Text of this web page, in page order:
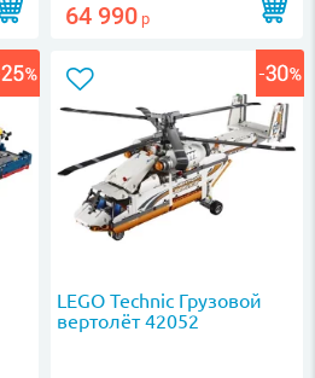
64 990 р
LEGO Technic Грузовой
вертолёт 42052